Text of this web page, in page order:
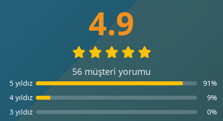
4.9
56 müşteri yorumu
5 yıldız
91%
4 yıldız
9%
3 yıldız
0%